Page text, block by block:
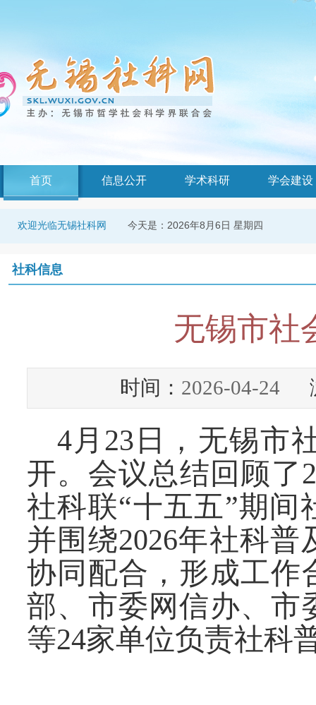
首页 信息公开 学术科研 学会建设
欢迎光临无锡社科网 今天是： 2026年8月6日 星期四
社科信息
无锡市社
时间： 2026-04-24
4月 23 日，无锡市
开。 会议总结回顾了
社科联“十五五”期间
并围绕2026年社科普
协同配合，形成工作
部、市委网信办、市
等24家单位负责社科